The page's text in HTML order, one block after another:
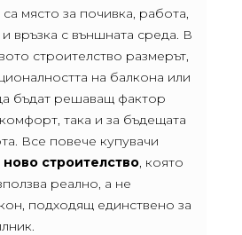
място за почивка, работа,
връзка с външната среда. В
строителство размерът,
на балкона или
бъдат решаващ фактор
така и за бъдещата
Все повече купувачи
ново строителство, която
реално, а не
подходящ единствено за